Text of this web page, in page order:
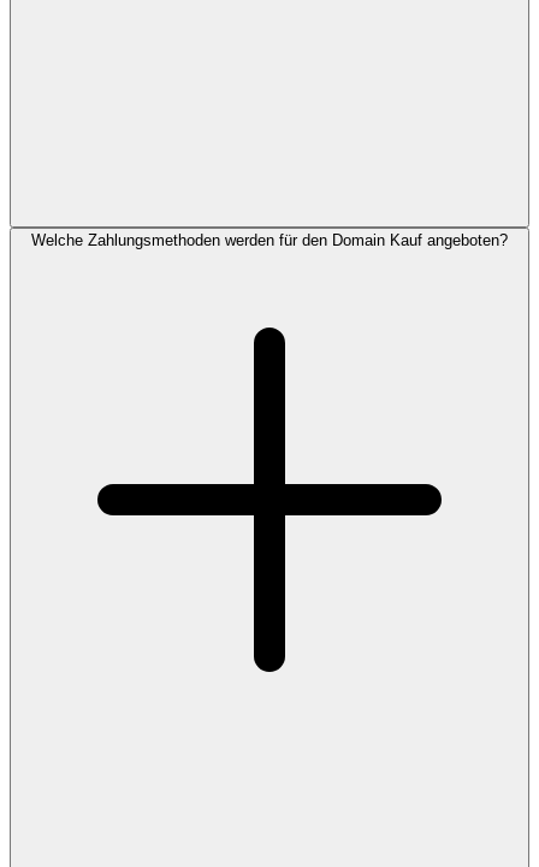
Welche Zahlungsmethoden werden für den Domain Kauf angeboten?